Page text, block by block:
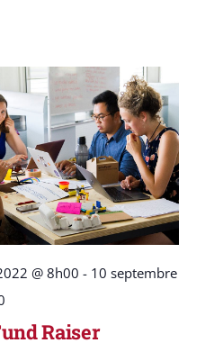
@ 8h00 - 10 septembre
Raiser